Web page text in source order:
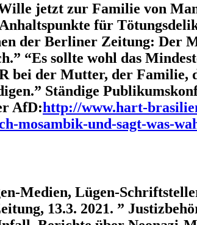
jetzt zur Familie von
für
der Berliner Zeitung: Der
“Es sollte wohl das
bei der Mutter, der Familie,
Ständige
AfD:http://www.hart-
mosambik-und-sagt-was-
Medien, Lügen-
13.3. 2021. ”